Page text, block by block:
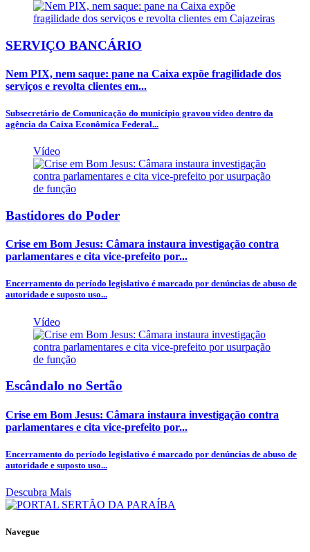
SERVIÇO BANCÁRIO
Nem PIX, nem saque: pane na Caixa expõe fragilidade dos
serviços e revolta clientes em...
Subsecretário de Comunicação do município gravou vídeo dentro da
agência da Caixa Econômica Federal...
Vídeo
Bastidores do Poder
Crise em Bom Jesus: Câmara instaura investigação contra
parlamentares e cita vice-prefeito por...
Encerramento do período legislativo é marcado por denúncias de abuso de
autoridade e suposto uso...
Vídeo
Escândalo no Sertão
Crise em Bom Jesus: Câmara instaura investigação contra
parlamentares e cita vice-prefeito por...
Encerramento do período legislativo é marcado por denúncias de abuso de
autoridade e suposto uso...
Descubra Mais
Navegue